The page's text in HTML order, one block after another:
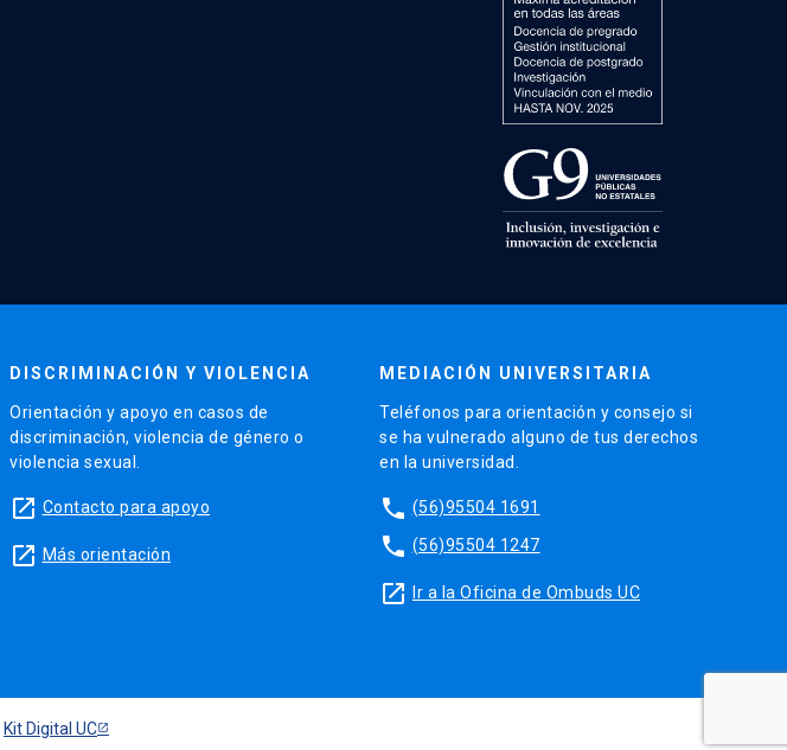
DISCRIMINACIÓN Y VIOLENCIA
Orientación y apoyo en casos de
discriminación, violencia de género o
violencia sexual.
launch Contacto para apoyo
launch Más orientación
MEDIACIÓN UNIVERSITARIA
Teléfonos para orientación y consejo si
se ha vulnerado alguno de tus derechos
en la universidad.
phone (56)95504 1691
phone (56)95504 1247
launch Ir a la Oficina de Ombuds UC
Kit Digital UC